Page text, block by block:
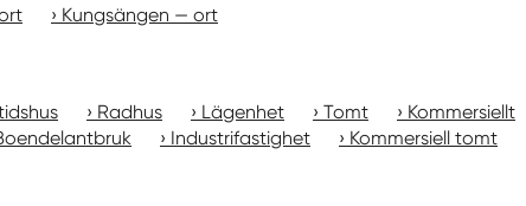
Kungsängen — ort
Radhus Lägenhet Tomt Kommersiellt
Industrifastighet Kommersiell tomt